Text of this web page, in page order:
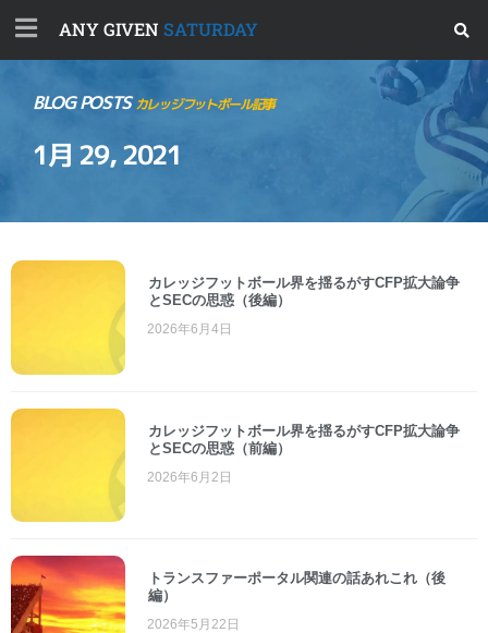
ANY GIVEN SATURDAY
BLOG POSTSカレッジフットボール記事
1月 29, 2021
カレッジフットボール界を揺るがすCFP拡大論争
とSECの思惑（後編）
2026年6月4日
カレッジフットボール界を揺るがすCFP拡大論争
とSECの思惑（前編）
2026年6月2日
トランスファーポータル関連の話あれこれ（後
編）
2026年5月22日